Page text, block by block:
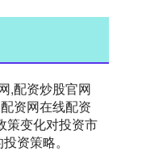
,配资炒股官网
资网在线配资
策变化对投资市
资策略。